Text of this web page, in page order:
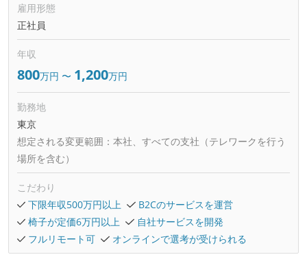
雇用形態
正社員
年収
800万円 〜 1,200万円
勤務地
東京
想定される変更範囲： 本社、すべての支社（テレワークを行う
場所を含む）
こだわり
下限年収500万円以上
B2Cのサービスを運営
椅子が定価6万円以上
自社サービスを開発
フルリモート可
オンラインで選考が受けられる